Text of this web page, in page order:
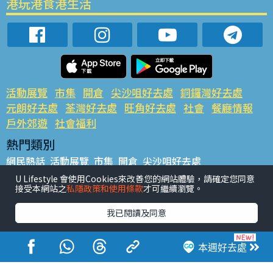
本週好去處
活動展覽 市集 開倉 尖沙咀好去處 銅鑼灣好去處
元朗好去處 荃灣好去處 旺角好去處 社會 餐廳情報
戶外郊遊 社會福利
熱門類別
網民熱話 活動展覽 市集 開倉 尖沙咀好去處
銅鑼灣好去處 元朗好去處 荃灣好去處 旺角好去處 社會
餐廳情報 戶外郊遊
熱門標籤
#UGO搵好去處 #人氣活動推介 #美食社群熱話
#親子玩樂好去處
#ULifestyle應用程式
#限時搶
#UJetso禮物放送
#ULifestyle商戶中心 #著數 #網絡熱話
U Lifestyle 會使用Cookies來改善您的網站體驗，請確定您同意
接受本網站之私隱政策和使用條款才可繼續瀏覽。
我已閱讀及同意